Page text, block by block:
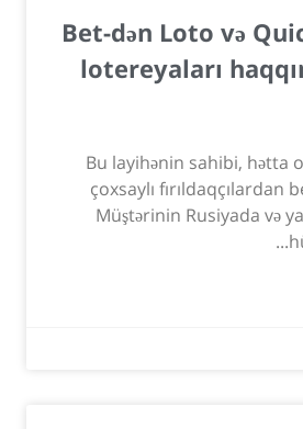
Bet-dən Loto və
lotereyaları
Bu layihənin sahibi, hətta
çoxsaylı fırıldaqçılardan
Müştərinin Rusiyada və